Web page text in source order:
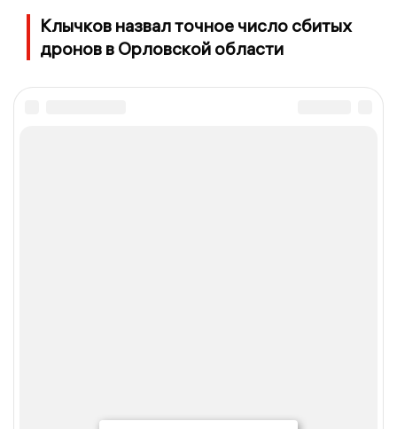
Клычков назвал точное число сбитых
дронов в Орловской области